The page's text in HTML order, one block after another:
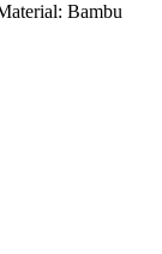
Bambu